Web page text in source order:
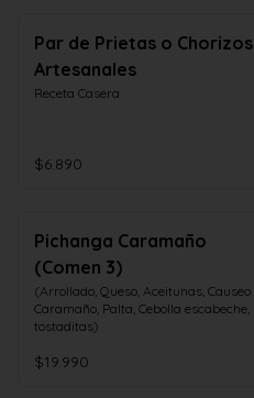
Par de Prietas o Chorizos
Artesanales
Receta Casera
$6.890
Pichanga Caramaño
(Comen 3)
(Arrollado, Queso, Aceitunas, Causeo
Caramaño, Palta, Cebolla escabeche,
tostaditas)
$19.990